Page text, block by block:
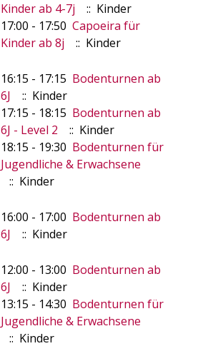
Kinder ab 4-7j
:: Kinder
17:00 - 17:50 Capoeira für
Kinder ab 8j
:: Kinder
16:15 - 17:15 Bodenturnen ab
6J
:: Kinder
17:15 - 18:15 Bodenturnen ab
6J - Level 2
:: Kinder
18:15 - 19:30 Bodenturnen für
Jugendliche & Erwachsene
:: Kinder
16:00 - 17:00 Bodenturnen ab
6J
:: Kinder
12:00 - 13:00 Bodenturnen ab
6J
:: Kinder
13:15 - 14:30 Bodenturnen für
Jugendliche & Erwachsene
:: Kinder